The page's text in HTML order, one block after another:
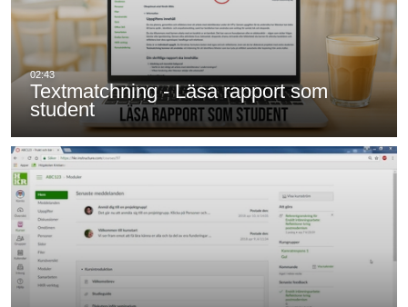
Textmatchning - Läsa rapport som
student